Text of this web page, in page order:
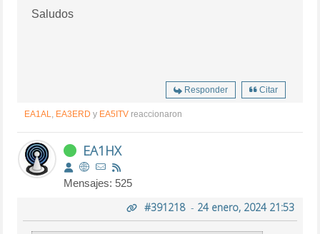
Saludos
Responder Citar
EA1AL, EA3ERD y EA5ITV reaccionaron
EA1HX
Mensajes: 525
#391218- 24 enero, 2024 21:53